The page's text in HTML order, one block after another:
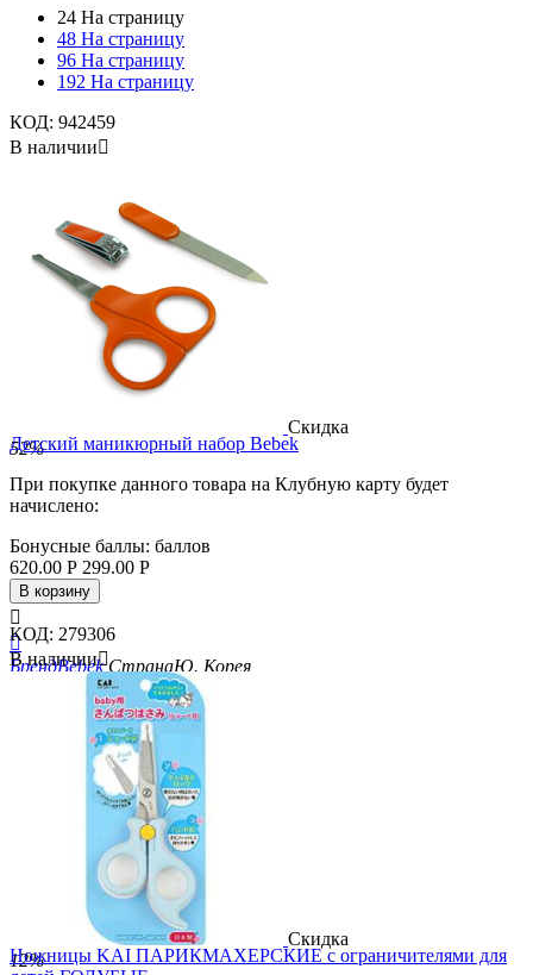
24 На страницу
48 На страницу
96 На страницу
192 На страницу
КОД: 942459
В наличии
Скидка
52%
Детский маникюрный набор Bebek
При покупке данного товара на Клубную карту будет
начислено:
Бонусные баллы: баллов
620.00 Р 299.00 Р
В корзину


БрендBebek СтранаЮ. Корея
КОД: 279306
В наличии
Скидка
12%
Ножницы KAI ПАРИКМАХЕРСКИЕ с ограничителями для